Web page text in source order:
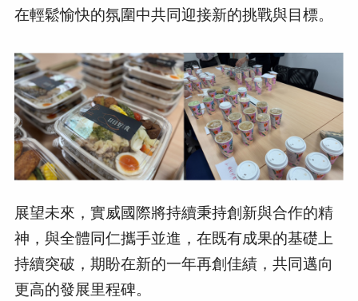
在輕鬆愉快的氛圍中共同迎接新的挑戰與目標。
展望未來，實威國際將持續秉持創新與合作的精
神，與全體同仁攜手並進，在既有成果的基礎上
持續突破，期盼在新的一年再創佳績，共同邁向
更高的發展里程碑。